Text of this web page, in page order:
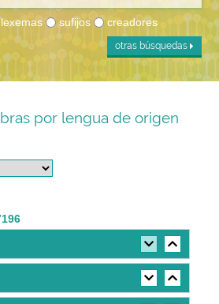
sufijos creadores
otras búsquedas
por lengua de origen